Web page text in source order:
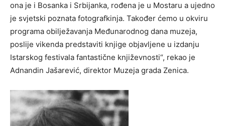
ona je i Bosanka i Srbijanka, rođena je u Mostaru a ujedno
je svjetski poznata fotografkinja. Također ćemo u okviru
programa obilježavanja Međunarodnog dana muzeja,
poslije vikenda predstaviti knjige objavljene u izdanju
Istarskog festivala fantastične književnosti“, rekao je
Adnandin Jašarević, direktor Muzeja grada Zenica.